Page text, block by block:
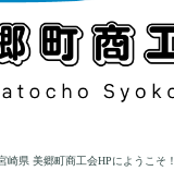
崎県 美郷町商工会HPにようこそ！